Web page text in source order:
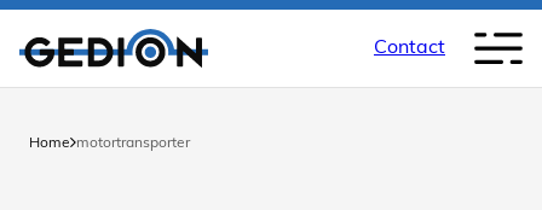
Contact
Home motortransporter